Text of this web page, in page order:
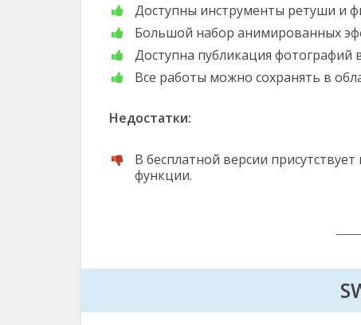
Доступны инструменты ретуши и
Большой набор анимированных
Доступна публикация фотографий
Все работы можно сохранять в
Недостатки:
В бесплатной версии
функции.